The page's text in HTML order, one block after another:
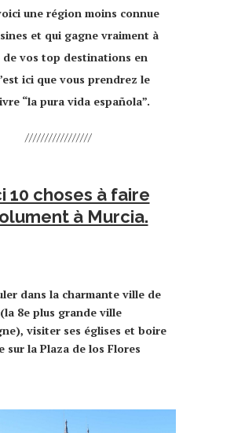
une région moins connue
et qui gagne vraiment à
vos top destinations en
ici que vous prendrez le
“la pura vida española”.
/////////////////
10 choses à faire
à Murcia.
dans la charmante ville de
8e plus grande ville
visiter ses églises et boire
sur la Plaza de los Flores